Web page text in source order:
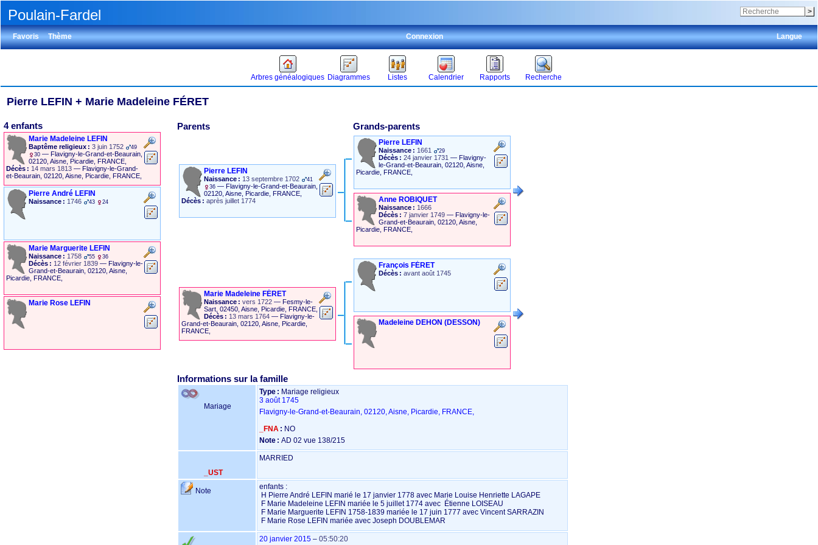
Poulain-Fardel
Favoris Thème Langue
Connexion
Arbres généalogiques Diagrammes Listes Calendrier Rapports Recherche
Pierre LEFIN + Marie Madeleine FÉRET
4 enfants
Marie Madeleine LEFIN
Baptême religieux : 3 juin 1752
49
30 — Flavigny-le-Grand-et-Beaurain,
02120, Aisne, Picardie, FRANCE,
Décès : 14 mars 1813 — Flavigny-le-Grand-
et-Beaurain, 02120, Aisne, Picardie, FRANCE,
Pierre André LEFIN
Naissance : 1746 43 24
Marie Marguerite LEFIN
Naissance : 1758 55 36
Décès : 12 février 1839 — Flavigny-le-
Grand-et-Beaurain, 02120, Aisne,
Picardie, FRANCE,
Marie Rose LEFIN
Parents Grands-parents
Pierre LEFIN
Naissance : 13 septembre 1702
41
36 — Flavigny-le-Grand-et-Beaurain,
02120, Aisne, Picardie, FRANCE,
Décès : après juillet 1774
Pierre LEFIN
Naissance : 1661 29
Décès : 24 janvier 1731 — Flavigny-
le-Grand-et-Beaurain, 02120, Aisne,
Picardie, FRANCE,
Anne ROBIQUET
Naissance : 1666
Décès : 7 janvier 1749 — Flavigny-le-
Grand-et-Beaurain, 02120, Aisne,
Picardie, FRANCE,
Marie Madeleine FÉRET
Naissance : vers 1722 — Fesmy-le-
Sart, 02450, Aisne, Picardie, FRANCE,
Décès : 13 mars 1764 — Flavigny-le-
Grand-et-Beaurain, 02120, Aisne, Picardie,
FRANCE,
François FÉRET
Décès : avant août 1745
Madeleine DEHON (DESSON)
Informations sur la famille
Mariage
Type : Mariage religieux
3 août 1745
Flavigny-le-Grand-et-Beaurain, 02120, Aisne, Picardie, FRANCE,
_FNA : NO
Note : AD 02 vue 138/215
_UST
MARRIED
Note
enfants :
F Marie Rose LEFIN mariée avec Joseph DOUBLEMAR
20 janvier 2015 – 05:50:20